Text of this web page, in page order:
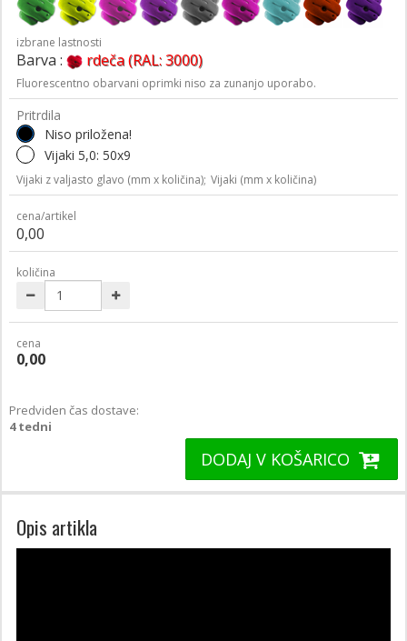
izbrane lastnosti
Barva : rdeča (RAL: 3000)
Fluorescentno obarvani oprimki niso za zunanjo uporabo.
Pritrdila
Niso priložena!
Vijaki 5,0: 50x9
Vijaki z valjasto glavo (mm x količina); Vijaki (mm x količina)
cena/artikel
0,00
količina
cena
0,00
Predviden čas dostave:
4 tedni
DODAJ V KOŠARICO
Opis artikla